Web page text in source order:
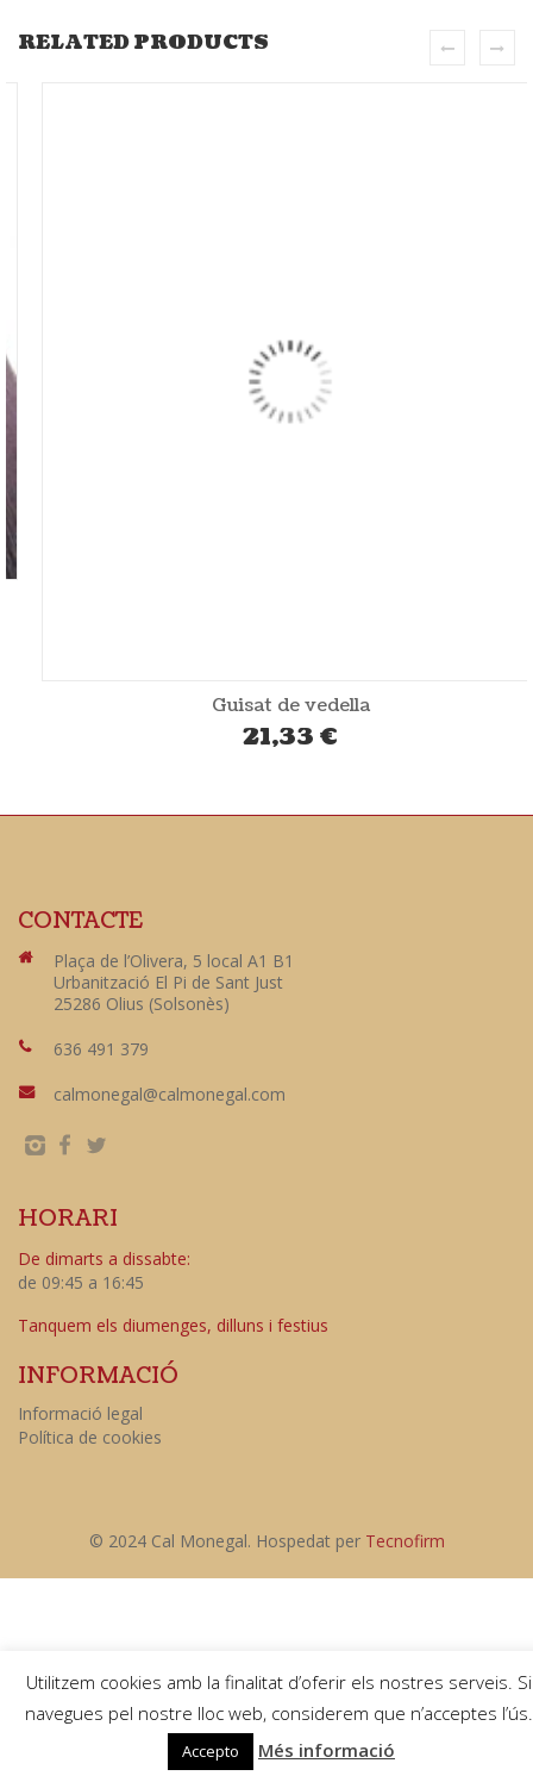
RELATED PRODUCTS
Guisat de vedella
21,33€
CONTACTE
Plaça de l’Olivera, 5 local A1 B1
Urbanització El Pi de Sant Just
25286 Olius (Solsonès)
636 491 379
calmonegal@calmonegal.com
HORARI
De dimarts a dissabte:
de 09:45 a 16:45
Tanquem els diumenges, dilluns i festius
INFORMACIÓ
Informació legal
Política de cookies
© 2024 Cal Monegal. Hospedat per Tecnofirm
Utilitzem cookies amb la finalitat d’oferir els nostres serveis. Si
navegues pel nostre lloc web, considerem que n’acceptes l’ús.
Accepto Més informació